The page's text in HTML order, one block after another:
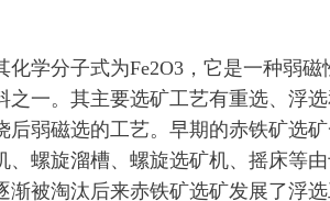
分子式为Fe2O3，它是一种弱磁
之一。其主要选矿工艺有重选、浮
后弱磁选的工艺。早期的赤铁矿选
、螺旋溜槽、螺旋选矿机、摇床等
渐被淘汰后来赤铁矿选矿发展了浮